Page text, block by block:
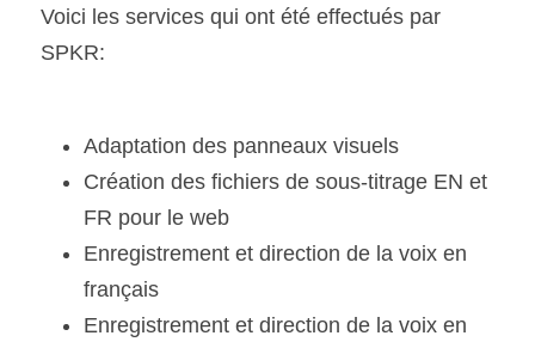
Voici les services qui ont été effectués par
SPKR:
Adaptation des panneaux visuels
Création des fichiers de sous-titrage EN et
FR pour le web
Enregistrement et direction de la voix en
français
Enregistrement et direction de la voix en